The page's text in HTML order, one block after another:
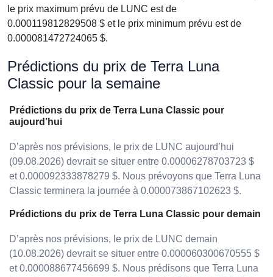
le prix maximum prévu de LUNC est de
0.000119812829508 $ et le prix minimum prévu est de
0.000081472724065 $.
Prédictions du prix de Terra Luna
Classic pour la semaine
Prédictions du prix de Terra Luna Classic pour
aujourd’hui
D’après nos prévisions, le prix de LUNC aujourd’hui
(09.08.2026) devrait se situer entre 0.00006278703723 $
et 0.000092333878279 $. Nous prévoyons que Terra Luna
Classic terminera la journée à 0.000073867102623 $.
Prédictions du prix de Terra Luna Classic pour demain
D’après nos prévisions, le prix de LUNC demain
(10.08.2026) devrait se situer entre 0.000060300670555 $
et 0.000088677456699 $. Nous prédisons que Terra Luna